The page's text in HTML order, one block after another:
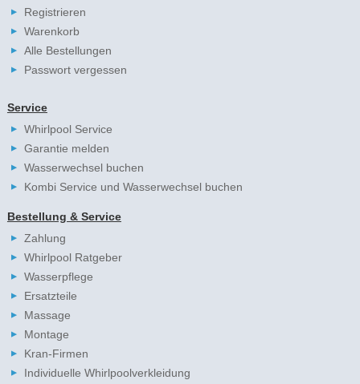
Registrieren
Warenkorb
Alle Bestellungen
Passwort vergessen
Service
Whirlpool Service
Garantie melden
Wasserwechsel buchen
Kombi Service und Wasserwechsel buchen
Bestellung & Service
Zahlung
Whirlpool Ratgeber
Wasserpflege
Ersatzteile
Massage
Montage
Kran-Firmen
Individuelle Whirlpoolverkleidung